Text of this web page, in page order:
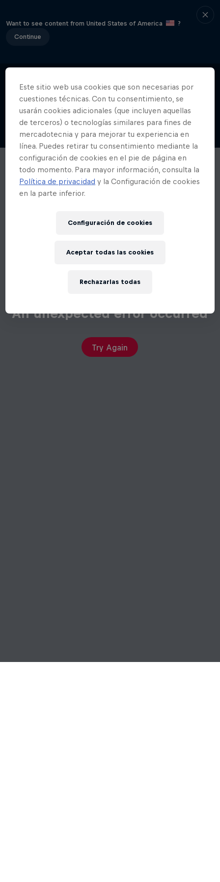
Want to see content from United States of America
?
Continue
An unexpected error occurred
Try Again
Este sitio web usa cookies que son necesarias por
cuestiones técnicas. Con tu consentimiento, se
usarán cookies adicionales (que incluyen aquellas
de terceros) o tecnologías similares para fines de
mercadotecnia y para mejorar tu experiencia en
línea. Puedes retirar tu consentimiento mediante la
configuración de cookies en el pie de página en
todo momento. Para mayor información, consulta la
Política de privacidad y la Configuración de cookies
en la parte inferior.
Configuración de cookies
Rechazarlas todas
Aceptar todas las cookies